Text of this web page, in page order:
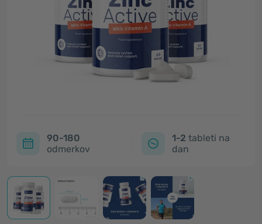
90-180
odmerkov
1-2 tableti na
dan